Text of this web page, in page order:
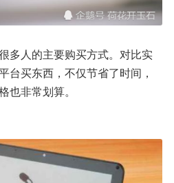
多人的主要购买方式。对比实
台买东西，不仅节省了时间，
也非常划算。